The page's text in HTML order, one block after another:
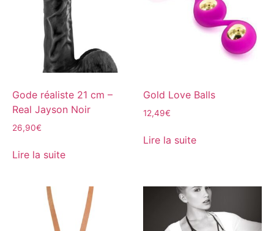
Gode réaliste 21 cm –
Real Jayson Noir
26,90€
Lire la suite
Gold Love Balls
12,49€
Lire la suite